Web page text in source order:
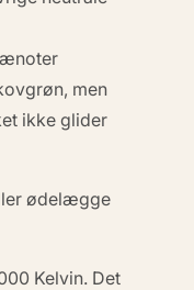
men
ikke glider
ødelægge
Kelvin. Det